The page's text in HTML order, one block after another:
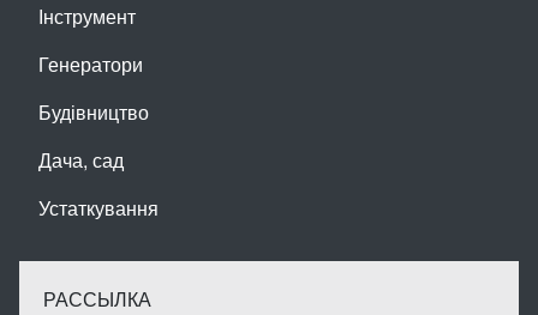
Інструмент
Генератори
Будівництво
Дача, сад
Устаткування
РАССЫЛКА